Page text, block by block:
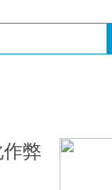
弊